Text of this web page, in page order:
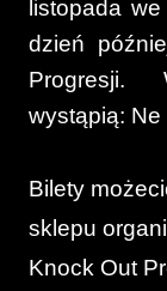
listopada
dzień
wystąpią: Ne
Bilety
sklepu
Knock Out